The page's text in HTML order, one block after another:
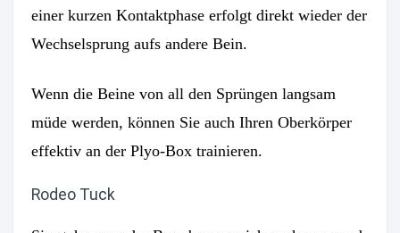
einer kurzen Kontaktphase erfolgt direkt wieder der
Wechselsprung aufs andere Bein.
Wenn die Beine von all den Sprüngen langsam
müde werden, können Sie auch Ihren Oberkörper
effektiv an der Plyo-Box trainieren.
Rodeo Tuck